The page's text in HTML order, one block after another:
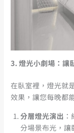
3.燈光小劇場：讓
在臥室裡，燈光就
效果，讓您每晚都
分層燈光演出
分場景布光，讓